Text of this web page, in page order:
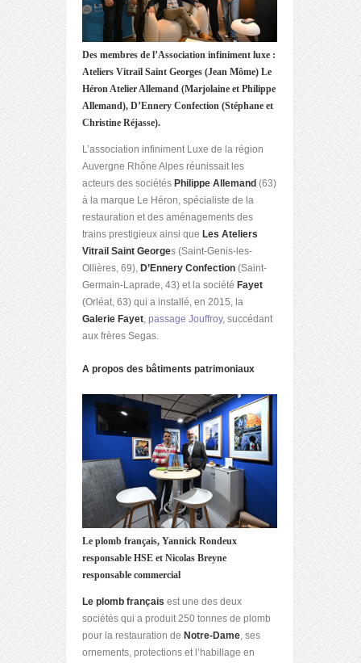
Des membres de l’Association infiniment luxe :
Ateliers Vitrail Saint Georges (Jean Môme) Le
Héron Atelier Allemand (Marjolaine et Philippe
Allemand), D’Ennery Confection (Stéphane et
Christine Réjasse).
L’association infiniment Luxe de la région
Auvergne Rhône Alpes réunissait les
acteurs des sociétés Philippe Allemand (63)
à la marque Le Héron, spécialiste de la
restauration et des aménagements des
trains prestigieux ainsi que Les Ateliers
Vitrail Saint Georges (Saint-Genis-les-
Ollières, 69), D’Ennery Confection (Saint-
Germain-Laprade, 43) et la société Fayet
(Orléat, 63) qui a installé, en 2015, la
Galerie Fayet, passage Jouffroy, succédant
aux frères Segas.
A propos des bâtiments patrimoniaux
Le plomb français, Yannick Rondeux
responsable HSE et Nicolas Breyne
responsable commercial
Le plomb français est une des deux
sociétés qui a produit 250 tonnes de plomb
pour la restauration de Notre-Dame, ses
ornements, protections et l’habillage en